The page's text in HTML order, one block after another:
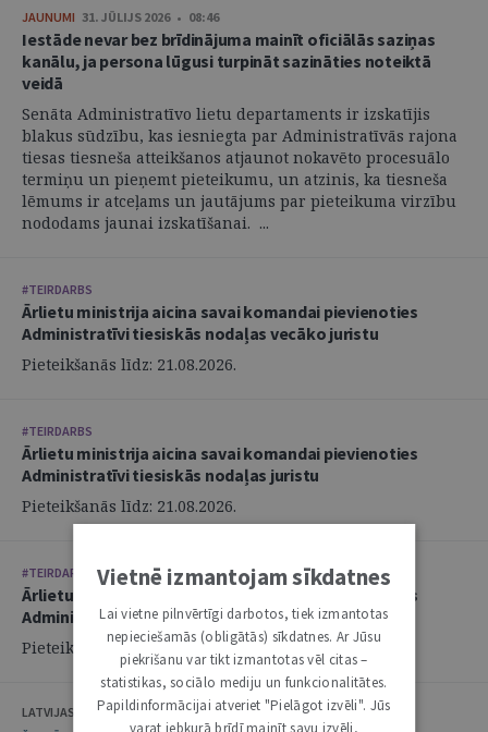
JAUNUMI 31. JŪLIJS 2026 • 08:46
Iestāde nevar bez brīdinājuma mainīt oficiālās saziņas
kanālu, ja persona lūgusi turpināt sazināties noteiktā
veidā
Senāta Administratīvo lietu departaments ir izskatījis
blakus sūdzību, kas iesniegta par Administratīvās rajona
tiesas tiesneša atteikšanos atjaunot nokavēto procesuālo
termiņu un pieņemt pieteikumu, un atzinis, ka tiesneša
lēmums ir atceļams un jautājums par pieteikuma virzību
nododams jaunai izskatīšanai. ...
#TEIRDARBS
Ārlietu ministrija aicina savai komandai pievienoties
Administratīvi tiesiskās nodaļas vecāko juristu
Pieteikšanās līdz: 21.08.2026.
#TEIRDARBS
Ārlietu ministrija aicina savai komandai pievienoties
Administratīvi tiesiskās nodaļas juristu
Pieteikšanās līdz: 21.08.2026.
#TEIRDARBS
Ārlietu ministrija aicina savai komandai pievienoties
Administratīvi tiesiskās nodaļas juristu
Pieteikšanās līdz: 21.08.2026.
LATVIJAS ZVĒRINĀTU ADVOKĀTU PADOME
Vietnē izmantojam sīkdatnes
Lai vietne pilnvērtīgi darbotos, tiek izmantotas
nepieciešamās (obligātās) sīkdatnes. Ar Jūsu
piekrišanu var tikt izmantotas vēl citas –
statistikas, sociālo mediju un funkcionalitātes.
Papildinformācijai atveriet "Pielāgot izvēli". Jūs
varat jebkurā brīdī mainīt savu izvēli,